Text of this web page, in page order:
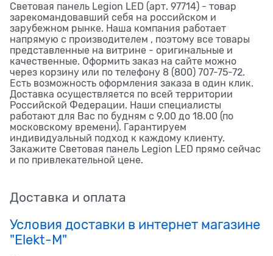
Световая панель Legion LED (арт. 97714) - товар
зарекомандовавший себя на российском и
зарубежном рынке. Наша компания работает
напрямую с производителем , поэтому все товары
представленные на витрине - оригинальные и
качественные. Оформить заказ на сайте можно
через корзину или по телефону 8 (800) 707-75-72.
Есть возможность оформления заказа в один клик.
Доставка осуществляется по всей территории
Российской Федерации. Наши специалисты
работают для Вас по будням с 9.00 до 18.00 (по
московскому времени). Гарантируем
индивидуальный подход к каждому клиенту.
Закажите Световая панель Legion LED прямо сейчас
и по привлекательной цене.
Доставка и оплата
Условия доставки в интернет магазине
"Elekt-M"